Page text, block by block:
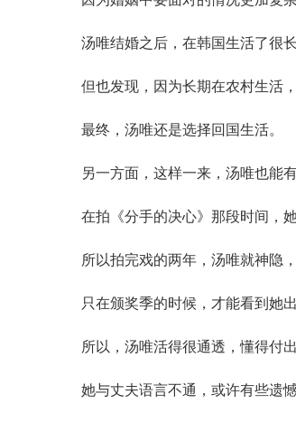
汤唯结婚之后，在韩国生活了很
但也发现，因为长期在农村生活
最终，汤唯还是选择回国生活。
另一方面，这样一来，汤唯也能
在拍《分手的决心》那段时间，
所以拍完戏的两年，汤唯就神隐
只在颁奖季的时候，才能看到她
所以， 汤唯活得很通透，懂得付
她与丈夫语言不通，或许有些遗憾